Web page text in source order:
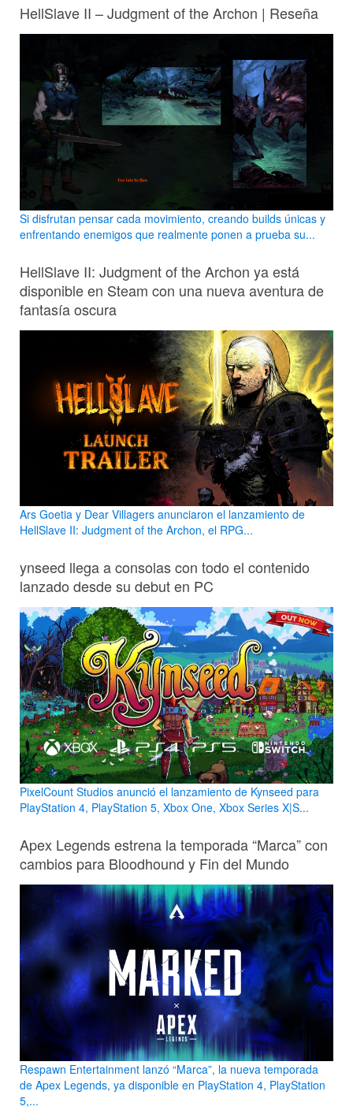
HellSlave II – Judgment of the Archon | Reseña
Si disfrutan pensar cada movimiento, creando builds únicas y
enfrentando enemigos que realmente ponen a prueba su...
HellSlave II: Judgment of the Archon ya está
disponible en Steam con una nueva aventura de
fantasía oscura
Ars Goetia y Dear Villagers anunciaron el lanzamiento de
HellSlave II: Judgment of the Archon, el RPG...
ynseed llega a consolas con todo el contenido
lanzado desde su debut en PC
PixelCount Studios anunció el lanzamiento de Kynseed para
PlayStation 4, PlayStation 5, Xbox One, Xbox Series X|S...
Apex Legends estrena la temporada “Marca” con
cambios para Bloodhound y Fin del Mundo
Respawn Entertainment lanzó “Marca”, la nueva temporada
de Apex Legends, ya disponible en PlayStation 4, PlayStation
5,...